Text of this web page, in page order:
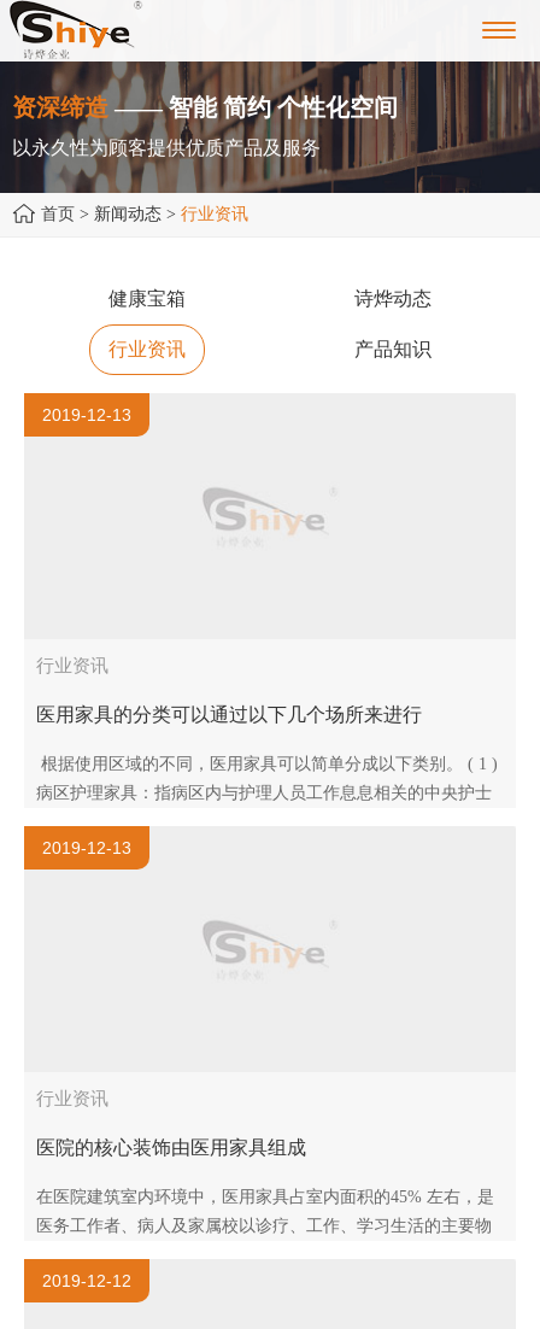
资深缔造 —— 智能 简约 个性化空间
以永久性为顾客提供优质产品及服务
首页 > 新闻动态 > 行业资讯
健康宝箱 诗烨动态
行业资讯 产品知识
2019-12-13
行业资讯
医用家具的分类可以通过以下几个场所来进行
根据使用区域的不同，医用家具可以简单分成以下类别。 ( 1 )
病区护理家具：指病区内与护理人员工作息息相关的中央护士
站、移动式护理工作站、多功能治疗车、多功能急救车、送药
车、..
2019-12-13
行业资讯
医院的核心装饰由医用家具组成
在医院建筑室内环境中，医用家具占室内面积的45% 左右，是
医务工作者、病人及家属校以诊疗、工作、学习生活的主要物
品，它不仅满足医疗空间的使用功能，通过科学合理布置，谐
调的形态色彩、质感..
2019-12-12